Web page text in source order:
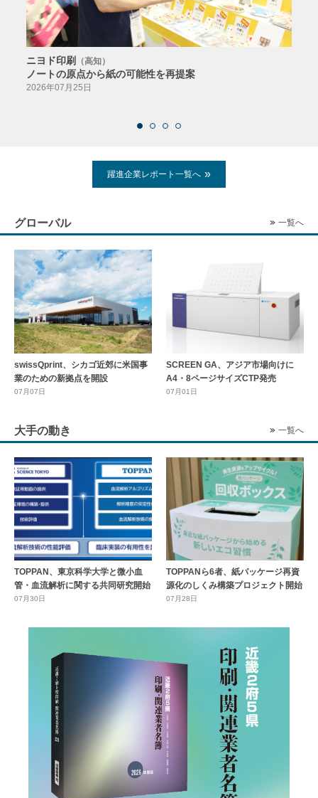
ニヨド印刷 （高知）
ノートの原点から紙の可能性を再提案
2026年07月25日
躍進企業レポート一覧へ
グローバル 一覧へ
swissQprint、シカゴ近郊に⽶国事
業のための新拠点を開設
07月07日
SCREEN GA、アジア市場向けに
A4・8ページサイズCTP発売
07月01日
大手の動き 一覧へ
TOPPAN、東京科学大学と微小血
管・血流解析に関する共同研究開始
07月30日
TOPPANら6者、紙パッケージ再資
源化のしくみ構築プロジェクト開始
07月28日